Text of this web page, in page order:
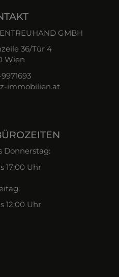
GMBH
36/Tür 4
Wien
immobilien.at
Donnerstag:
17:00 Uhr
12:00 Uhr